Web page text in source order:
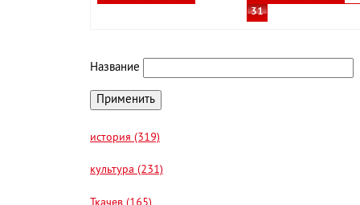
31
Название
история (319)
культура (231)
Ткачев (165)